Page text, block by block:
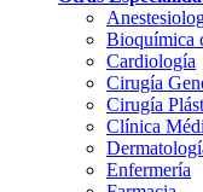
Bioquímica
Cardiología
Cirugía
Cirugía
Clínica
Enfermería